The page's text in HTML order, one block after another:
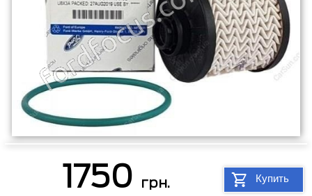
1750 грн. Купить